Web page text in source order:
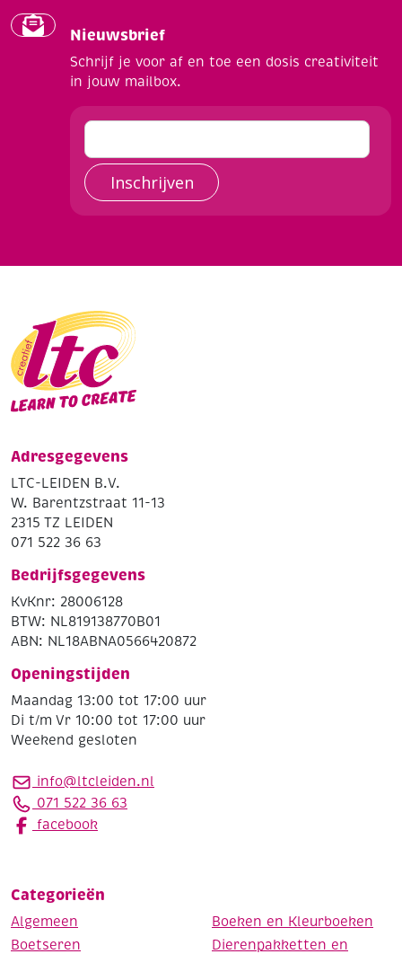
Nieuwsbrief
Schrijf je voor af en toe een dosis creativiteit
in jouw mailbox.
Inschrijven
Adresgegevens
LTC-LEIDEN B.V.
W. Barentzstraat 11-13
2315 TZ LEIDEN
071 522 36 63
Bedrijfsgegevens
KvKnr: 28006128
BTW: NL819138770B01
ABN: NL18ABNA0566420872
Openingstijden
Maandag 13:00 tot 17:00 uur
Di t/m Vr 10:00 tot 17:00 uur
Weekend gesloten
info@ltcleiden.nl
071 522 36 63
facebook
Categorieën
Algemeen
Boeken en Kleurboeken
Boetseren
Dierenpakketten en